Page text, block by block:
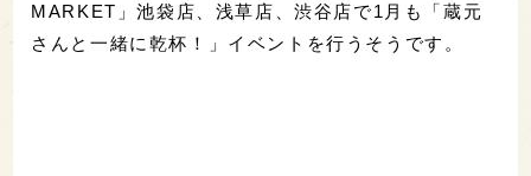
MARKET」池袋店、浅草店、渋谷店で1月も「蔵元
さんと一緒に乾杯！」イベントを行うそうです。